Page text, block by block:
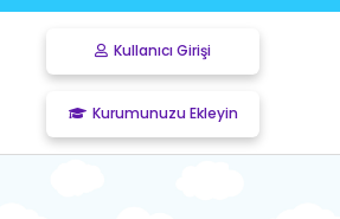
Kullanıcı Girişi
Kurumunuzu Ekleyin